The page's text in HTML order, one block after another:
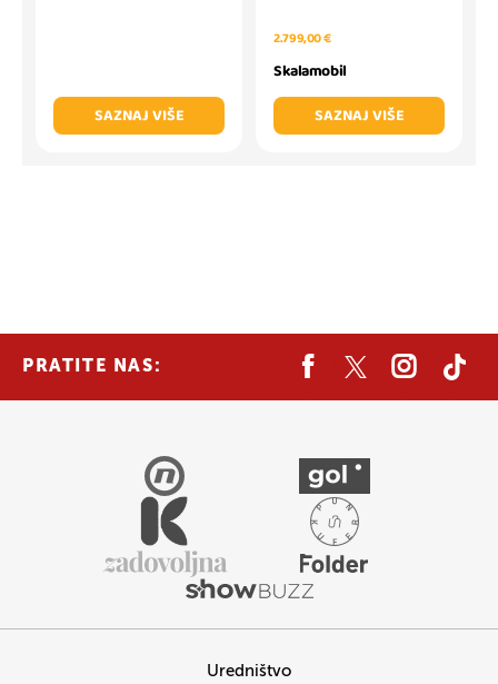
SAZNAJ VIŠE
2.799,00 €
Skalamobil
SAZNAJ VIŠE
PRATITE NAS:
Uredništvo